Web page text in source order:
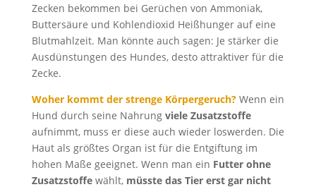
Zecken bekommen bei Gerüchen von Ammoniak,
Buttersäure und Kohlendioxid Heißhunger auf eine
Blutmahlzeit. Man könnte auch sagen: Je stärker die
Ausdünstungen des Hundes, desto attraktiver für die
Zecke.
Woher kommt der strenge Körpergeruch? Wenn ein
Hund durch seine Nahrung viele Zusatzstoffe
aufnimmt, muss er diese auch wieder loswerden. Die
Haut als größtes Organ ist für die Entgiftung im
hohen Maße geeignet. Wenn man ein Futter ohne
Zusatzstoffewählt, müsste das Tier erst gar nicht